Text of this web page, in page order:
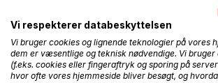
BESKRIVELSE
Vi respekterer databeskyttelsen
Vi bruger cookies og lignende teknologier på vores
dem er væsentlige og teknisk nødvendige. Vi bruger
(f.eks. cookies eller fingeraftryk og sporing på
hvor ofte vores hjemmeside bliver besøgt, og